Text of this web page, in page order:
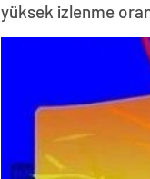
yüksek izlenme